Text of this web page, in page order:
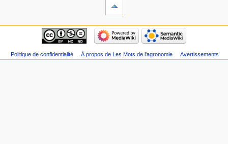
Politique de confidentialité À propos de Les Mots de l'agronomie Avertissements